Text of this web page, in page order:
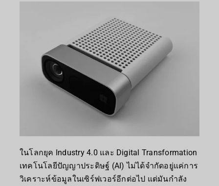
ในโลกยุค Industry 4.0 และ Digital Transformation
เทคโนโลยีปัญญาประดิษฐ์ (AI) ไม่ได้จำกัดอยู่แค่การ
วิเคราะห์ข้อมูลในเซิร์ฟเวอร์อีกต่อไป แต่มันกำลัง